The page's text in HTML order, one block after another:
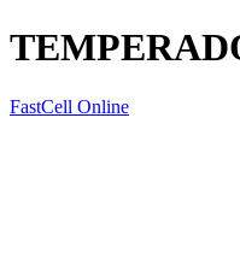
FastCell Online